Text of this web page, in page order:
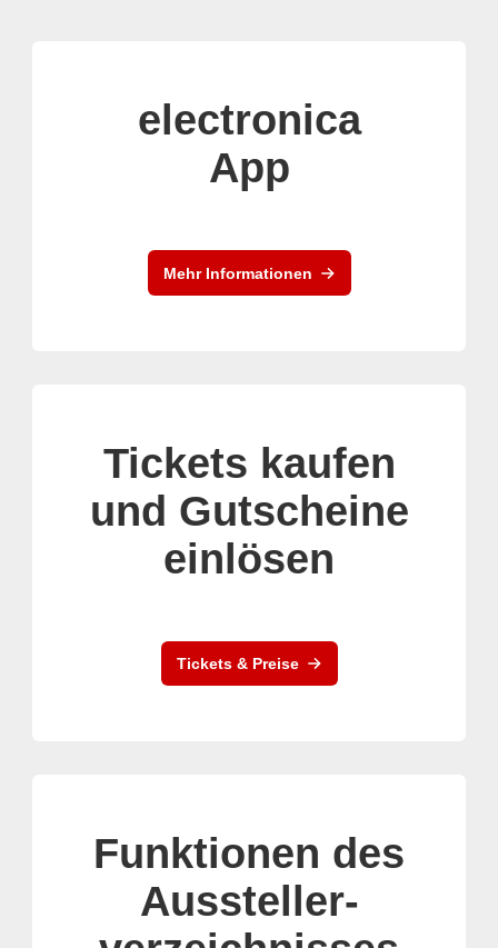
electronica
App
Mehr Informationen
Tickets kaufen
und Gutscheine
einlösen
Tickets & Preise
Funktionen des
Aussteller-